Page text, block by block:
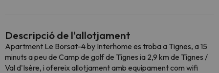
Descripció de l'allotjament
Apartment Le Borsat-4 by Interhome es troba a Tignes, a 15
minuts a peu de Camp de golf de Tignes ia 2,9 km de Tignes /
Val d'Isère, i ofereix allotjament amb equipament com wifi